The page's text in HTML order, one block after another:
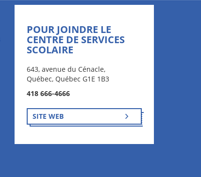
POUR JOINDRE LE
CENTRE DE SERVICES
SCOLAIRE
643, avenue du Cénacle,
Québec, Québec G1E 1B3
418 666-4666
SITE WEB